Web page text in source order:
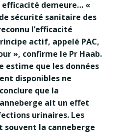
efficacité demeure… «
sécurité sanitaire des
l’efficacité
actif, appelé PAC,
», confirme le Pr Haab.
estime que les données
disponibles ne
que la
ait un effet
urinaires. Les
souvent la canneberge